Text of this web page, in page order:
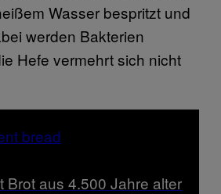
Wasser bespritzt und
werden Bakterien
Hefe vermehrt sich nicht
Brot aus 4.500 Jahre alter